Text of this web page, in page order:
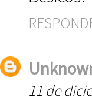
11 de